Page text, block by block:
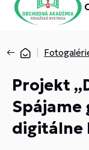
Projekt
Spájame
digitálne